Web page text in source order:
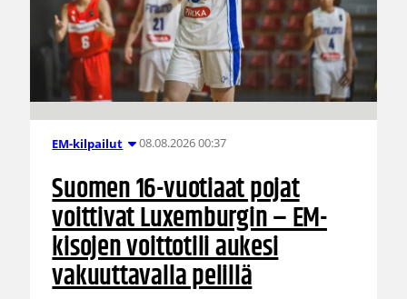
EM-kilpailut 08.08.2026 00:37
Suomen 16-vuotiaat pojat
voittivat Luxemburgin – EM-
kisojen voittotili aukesi
vakuuttavalla pelillä